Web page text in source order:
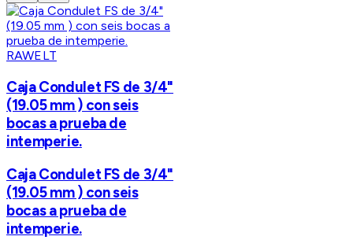
RAWELT
Caja Condulet FS de 3/4"
(19.05 mm ) con seis
bocas a prueba de
intemperie.
Caja Condulet FS de 3/4"
(19.05 mm ) con seis
bocas a prueba de
intemperie.